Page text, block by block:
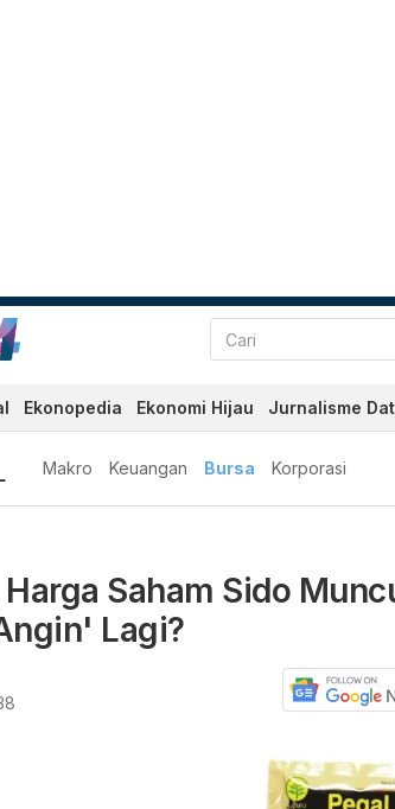
Ekonopedia Ekonomi Hijau Jurnalisme
Makro Keuangan Bursa Korporasi
Saham Sido
Lagi?